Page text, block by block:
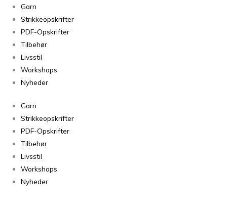
Garn
Strikkeopskrifter
PDF-Opskrifter
Tilbehør
Livsstil
Workshops
Nyheder
Garn
Strikkeopskrifter
PDF-Opskrifter
Tilbehør
Livsstil
Workshops
Nyheder